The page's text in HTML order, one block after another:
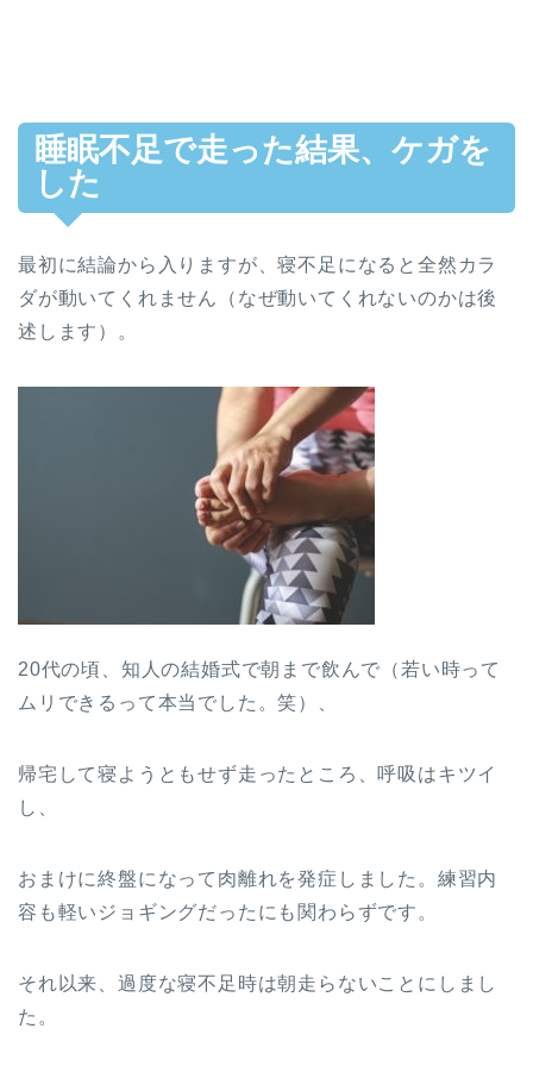
睡眠不足で走った結果、ケガを
した
最初に結論から入りますが、寝不足になると全然カラ
ダが動いてくれません（なぜ動いてくれないのかは後
述します）。
20代の頃、知人の結婚式で朝まで飲んで（若い時って
ムリできるって本当でした。笑）、
帰宅して寝ようともせず走ったところ、呼吸はキツイ
し、
おまけに終盤になって肉離れを発症しました。練習内
容も軽いジョギングだったにも関わらずです。
それ以来、過度な寝不足時は朝走らないことにしまし
た。